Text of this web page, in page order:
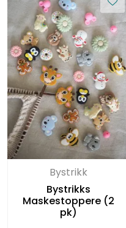
Bystrikk
Bystrikks
Maskestoppere (2
pk)